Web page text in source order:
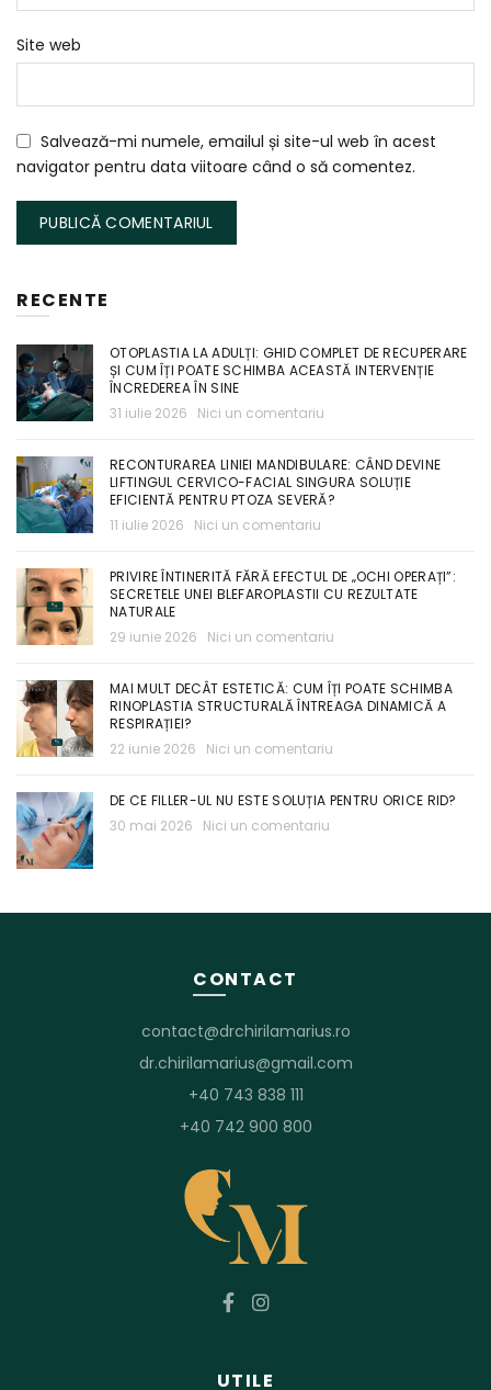
Site web
Salvează-mi numele, emailul și site-ul web în acest
navigator pentru data viitoare când o să comentez.
RECENTE
OTOPLASTIA LA ADULȚI: GHID COMPLET DE RECUPERARE
ȘI CUM ÎȚI POATE SCHIMBA ACEASTĂ INTERVENȚIE
ÎNCREDEREA ÎN SINE
31 iulie 2026
Nici un comentariu
RECONTURAREA LINIEI MANDIBULARE: CÂND DEVINE
LIFTINGUL CERVICO-FACIAL SINGURA SOLUȚIE
EFICIENTĂ PENTRU PTOZA SEVERĂ?
11 iulie 2026
Nici un comentariu
PRIVIRE ÎNTINERITĂ FĂRĂ EFECTUL DE „OCHI OPERAȚI”:
SECRETELE UNEI BLEFAROPLASTII CU REZULTATE
NATURALE
29 iunie 2026
Nici un comentariu
MAI MULT DECÂT ESTETICĂ: CUM ÎȚI POATE SCHIMBA
RINOPLASTIA STRUCTURALĂ ÎNTREAGA DINAMICĂ A
RESPIRAȚIEI?
22 iunie 2026
Nici un comentariu
DE CE FILLER-UL NU ESTE SOLUȚIA PENTRU ORICE RID?
30 mai 2026
Nici un comentariu
CONTACT
contact@drchirilamarius.ro
dr.chirilamarius@gmail.com
+40 743 838 111
+40 742 900 800
UTILE